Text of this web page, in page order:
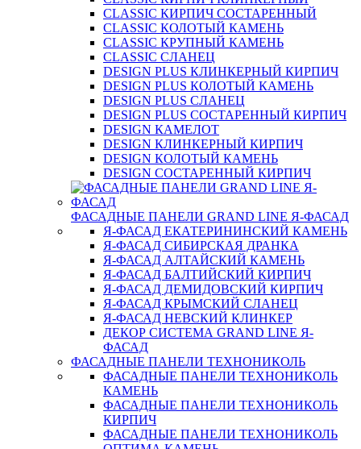
CLASSIC КИРПИЧ СОСТАРЕННЫЙ
CLASSIC КОЛОТЫЙ КАМЕНЬ
CLASSIC КРУПНЫЙ КАМЕНЬ
CLASSIC СЛАНЕЦ
DESIGN PLUS КЛИНКЕРНЫЙ КИРПИЧ
DESIGN PLUS КОЛОТЫЙ КАМЕНЬ
DESIGN PLUS СЛАНЕЦ
DESIGN PLUS СОСТАРЕННЫЙ КИРПИЧ
DESIGN КАМЕЛОТ
DESIGN КЛИНКЕРНЫЙ КИРПИЧ
DESIGN КОЛОТЫЙ КАМЕНЬ
DESIGN СОСТАРЕННЫЙ КИРПИЧ
ФАСАДНЫЕ ПАНЕЛИ GRAND LINE Я-ФАСАД
Я-ФАСАД ЕКАТЕРИНИНСКИЙ КАМЕНЬ
Я-ФАСАД СИБИРСКАЯ ДРАНКА
Я-ФАСАД АЛТАЙСКИЙ КАМЕНЬ
Я-ФАСАД БАЛТИЙСКИЙ КИРПИЧ
Я-ФАСАД ДЕМИДОВСКИЙ КИРПИЧ
Я-ФАСАД КРЫМСКИЙ СЛАНЕЦ
Я-ФАСАД НЕВСКИЙ КЛИНКЕР
ДЕКОР СИСТЕМА GRAND LINE Я-
ФАСАД
ФАСАДНЫЕ ПАНЕЛИ ТЕХНОНИКОЛЬ
ФАСАДНЫЕ ПАНЕЛИ ТЕХНОНИКОЛЬ
КАМЕНЬ
ФАСАДНЫЕ ПАНЕЛИ ТЕХНОНИКОЛЬ
КИРПИЧ
ФАСАДНЫЕ ПАНЕЛИ ТЕХНОНИКОЛЬ